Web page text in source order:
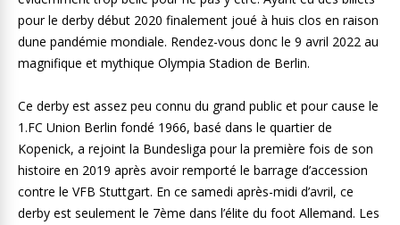
pour le derby début 2020 finalement joué à huis clos en raison
dune pandémie mondiale. Rendez-vous donc le 9 avril 2022 au
magnifique et mythique Olympia Stadion de Berlin.
Ce derby est assez peu connu du grand public et pour cause le
1.FC Union Berlin fondé 1966, basé dans le quartier de
Kopenick, a rejoint la Bundesliga pour la première fois de son
histoire en 2019 après avoir remporté le barrage d’accession
contre le VFB Stuttgart. En ce samedi après-midi d’avril, ce
derby est seulement le 7ème dans l’élite du foot Allemand. Les